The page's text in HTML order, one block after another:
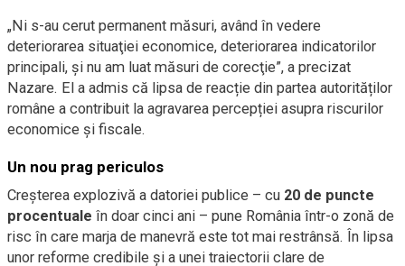
„Ni s-au cerut permanent măsuri, având în vedere
deteriorarea situaţiei economice, deteriorarea indicatorilor
principali, şi nu am luat măsuri de corecţie”, a precizat
Nazare. El a admis că lipsa de reacție din partea autorităților
române a contribuit la agravarea percepției asupra riscurilor
economice și fiscale.
Un nou prag periculos
Creșterea explozivă a datoriei publice – cu 20 de puncte
procentuale în doar cinci ani – pune România într-o zonă de
risc în care marja de manevră este tot mai restrânsă. În lipsa
unor reforme credibile și a unei traiectorii clare de